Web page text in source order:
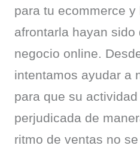
para tu ecommerce
afrontarla hayan sido
negocio online.
intentamos ayudar a
para que su
perjudicada de
ritmo de ventas no